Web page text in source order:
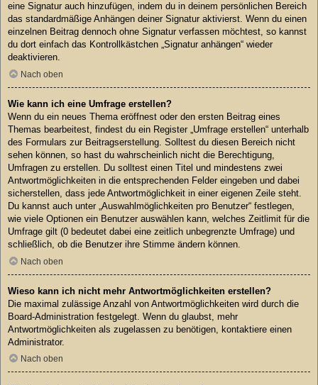
eine Signatur auch hinzufügen, indem du in deinem persönlichen Bereich
das standardmäßige Anhängen deiner Signatur aktivierst. Wenn du einen
einzelnen Beitrag dennoch ohne Signatur verfassen möchtest, so kannst
du dort einfach das Kontrollkästchen „Signatur anhängen“ wieder
deaktivieren.
Nach oben
Wie kann ich eine Umfrage erstellen?
Wenn du ein neues Thema eröffnest oder den ersten Beitrag eines
Themas bearbeitest, findest du ein Register „Umfrage erstellen“ unterhalb
des Formulars zur Beitragserstellung. Solltest du diesen Bereich nicht
sehen können, so hast du wahrscheinlich nicht die Berechtigung,
Umfragen zu erstellen. Du solltest einen Titel und mindestens zwei
Antwortmöglichkeiten in die entsprechenden Felder eingeben und dabei
sicherstellen, dass jede Antwortmöglichkeit in einer eigenen Zeile steht.
Du kannst auch unter „Auswahlmöglichkeiten pro Benutzer“ festlegen,
wie viele Optionen ein Benutzer auswählen kann, welches Zeitlimit für die
Umfrage gilt (0 bedeutet dabei eine zeitlich unbegrenzte Umfrage) und
schließlich, ob die Benutzer ihre Stimme ändern können.
Nach oben
Wieso kann ich nicht mehr Antwortmöglichkeiten erstellen?
Die maximal zulässige Anzahl von Antwortmöglichkeiten wird durch die
Board-Administration festgelegt. Wenn du glaubst, mehr
Antwortmöglichkeiten als zugelassen zu benötigen, kontaktiere einen
Administrator.
Nach oben